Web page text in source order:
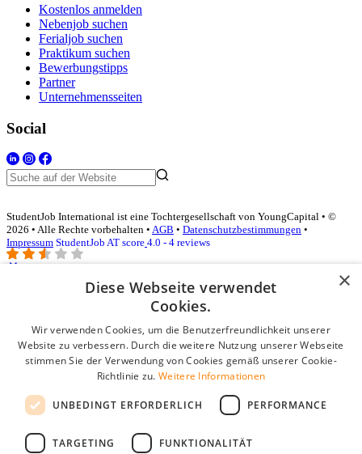
Kostenlos anmelden
Nebenjob suchen
Ferialjob suchen
Praktikum suchen
Bewerbungstipps
Partner
Unternehmensseiten
Social
StudentJob International ist eine Tochtergesellschaft von YoungCapital • ©
2026 • Alle Rechte vorbehalten • AGB • Datenschutzbestimmungen •
Impressum StudentJob AT score 4.0 - 4 reviews
Login für Unternehmen
E-Mail*
Passwort
Angemeldet bleiben
Passwort vergessen?
×
Diese Webseite verwendet
Cookies.
Wir verwenden Cookies, um die Benutzerfreundlichkeit unserer
Website zu verbessern. Durch die weitere Nutzung unserer Webseite
stimmen Sie der Verwendung von Cookies gemäß unserer Cookie-
Richtlinie zu. Weitere Informationen
UNBEDINGT ERFORDERLICH PERFORMANCE
TARGETING FUNKTIONALITÄT